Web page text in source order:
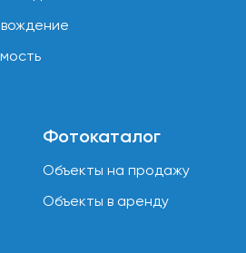
Фотокаталог
Объекты на продажу
Объекты в аренду